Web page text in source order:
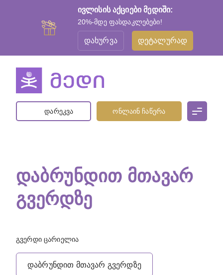
ივლისის აქციები მედიში:
20%-მდე ფასდაკლებები!
დახურვა დეტალურად
დარეკვა ონლაინ ჩაწერა
ᲓᲐᲑᲠᲣᲜᲓᲘᲗ ᲛᲗᲐᲕᲐᲠ
ᲒᲕᲔᲠᲓᲖᲔ
გვერდი ცარიელია
დაბრუნდით მთავარ გვერდზე